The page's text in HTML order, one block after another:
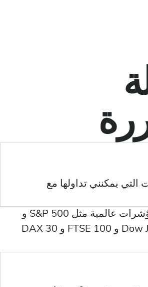
تداولها مع
تقدم FXPrimus مؤشرات عالمية مثل S&P 500 و
NASDAQ و Dow Jones و FTSE 100 و DAX 30